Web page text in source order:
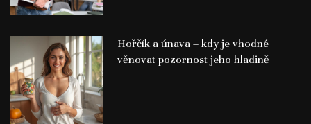
Hořčík a únava – kdy je vhodné
věnovat pozornost jeho hladině